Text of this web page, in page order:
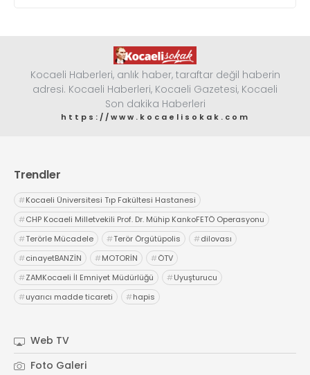
Kocaeli Haberleri, anlık haber, taraftar değil haberin
adresi. Kocaeli Haberleri, Kocaeli Gazetesi, Kocaeli
Son dakika Haberleri
https://www.kocaelisokak.com
Trendler
#Kocaeli Üniversitesi Tıp Fakültesi Hastanesi
#CHP Kocaeli Milletvekili Prof. Dr. Mühip KankoFETÖ Operasyonu
#Terörle Mücadele #Terör Örgütüpolis #dilovası
#cinayetBANZİN #MOTORİN #ÖTV
#ZAMKocaeli İl Emniyet Müdürlüğü #Uyuşturucu
#uyarıcı madde ticareti #hapis
Web TV
Foto Galeri